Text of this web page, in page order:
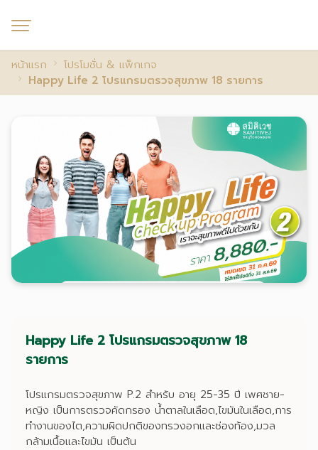
หน้าแรก
โปรโมชั่น & แพ็กเกจ
Happy Life 2 โปรแกรมตรวจสุขภาพ 18 รายการ
Happy Life 2 โปรแกรมตรวจสุขภาพ 18
รายการ
โปรแกรมตรวจสุขภาพ P.2 สำหรับ อายุ 25-35 ปี เพศชาย-
หญิง เป็นการตรวจคัดกรอง น้ำตาลในเลือด,ไขมันในเลือด,การ
ทำงานของไต,ความผิดปกติของทรวงอกและช่องท้อง,มวล
กล้ามเนื้อและไขมัน เป็นต้น